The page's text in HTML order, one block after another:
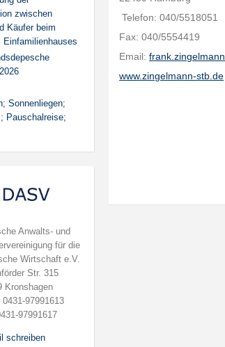
zwischen
Käufer beim
Einfamilienhauses
Sonnenliegen;
Pauschalreise;
Anwalts- und
für die
Wirtschaft e.V.
Str. 315
Kronshagen
97991613
97991617
schreiben
Telefon: 040/5518051
Fax: 040/5554419
Email:
www.zingelmann-stb.de